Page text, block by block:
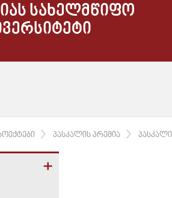
ᲡᲐᲮᲔᲚᲛᲬᲘᲤᲝ
ᲞᲐᲡᲙᲐᲚᲘᲡ ᲞᲠᲔᲛᲘᲐ